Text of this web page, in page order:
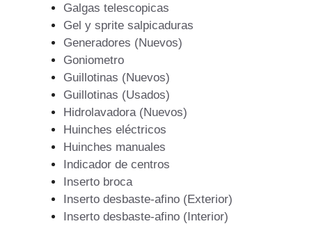
Galgas telescopicas
Gel y sprite salpicaduras
Generadores (Nuevos)
Goniometro
Guillotinas (Nuevos)
Guillotinas (Usados)
Hidrolavadora (Nuevos)
Huinches eléctricos
Huinches manuales
Indicador de centros
Inserto broca
Inserto desbaste-afino (Exterior)
Inserto desbaste-afino (Interior)